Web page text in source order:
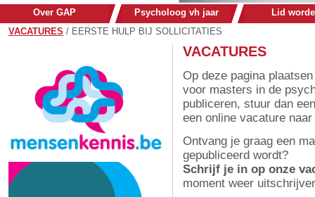
Over GAP Psycholoog vh jaar
Lid
VACATURES / EERSTE HULP BIJ SOLLICITATIES
VACATURES
Op deze pagina
voor masters in de
publiceren, stuur dan
een online vacature naar
Ontvang je graag een
gepubliceerd wordt?
Schrijf je in op onze
moment weer